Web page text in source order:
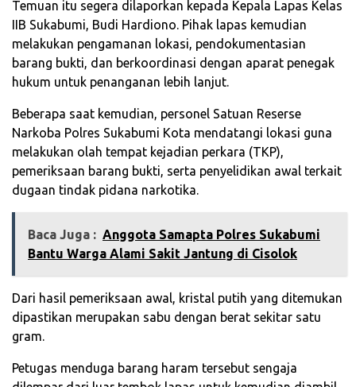
Temuan itu segera dilaporkan kepada Kepala Lapas Kelas
IIB Sukabumi, Budi Hardiono. Pihak lapas kemudian
melakukan pengamanan lokasi, pendokumentasian
barang bukti, dan berkoordinasi dengan aparat penegak
hukum untuk penanganan lebih lanjut.
Beberapa saat kemudian, personel Satuan Reserse
Narkoba Polres Sukabumi Kota mendatangi lokasi guna
melakukan olah tempat kejadian perkara (TKP),
pemeriksaan barang bukti, serta penyelidikan awal terkait
dugaan tindak pidana narkotika.
Baca Juga : Anggota Samapta Polres Sukabumi
Bantu Warga Alami Sakit Jantung di Cisolok
Dari hasil pemeriksaan awal, kristal putih yang ditemukan
dipastikan merupakan sabu dengan berat sekitar satu
gram.
Petugas menduga barang haram tersebut sengaja